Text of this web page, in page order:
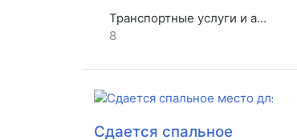
Транспортные услуги и аренда
8
Сдается спальное